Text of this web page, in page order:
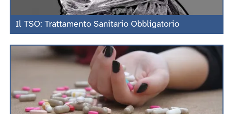
Il TSO: Trattamento Sanitario Obbligatorio